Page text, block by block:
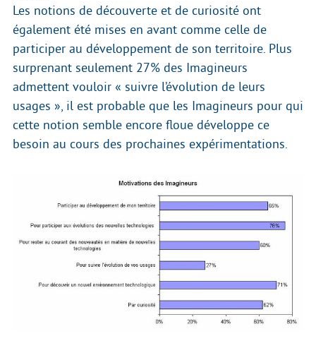
Les notions de découverte et de curiosité ont
également été mises en avant comme celle de
participer au développement de son territoire. Plus
surprenant seulement 27% des Imagineurs
admettent vouloir « suivre l’évolution de leurs
usages », il est probable que les Imagineurs pour qui
cette notion semble encore floue développe ce
besoin au cours des prochaines expérimentations.